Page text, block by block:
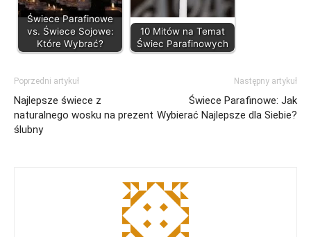
Świece Parafinowe
vs. Świece Sojowe:
Które Wybrać?
10 Mitów na Temat
Świec Parafinowych
Poprzedni artykuł
Najlepsze świece z
naturalnego wosku na prezent
ślubny
Następny artykuł
Świece Parafinowe: Jak
Wybierać Najlepsze dla Siebie?